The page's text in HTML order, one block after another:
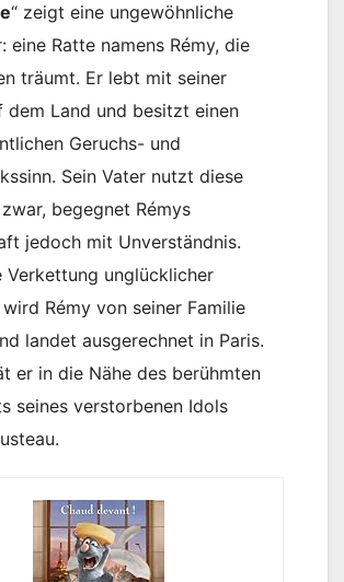
“ zeigt eine ungewöhnliche
eine Ratte namens Rémy, die
träumt. Er lebt mit seiner
dem Land und besitzt einen
Geruchs- und
Sein Vater nutzt diese
begegnet Rémys
jedoch mit Unverständnis.
Verkettung unglücklicher
Rémy von seiner Familie
landet ausgerechnet in Paris.
er in die Nähe des berühmten
seines verstorbenen Idols